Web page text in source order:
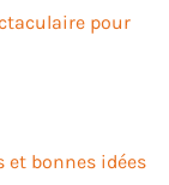
pour
et bonnes idées